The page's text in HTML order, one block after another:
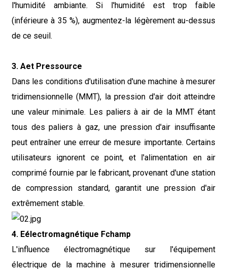
l'humidité ambiante. Si l'humidité est trop faible
(inférieure à 35 %), augmentez-la légèrement au-dessus
de ce seuil.
3. Aet Pressource
Dans les conditions d'utilisation d'une machine à mesurer
tridimensionnelle (MMT), la pression d'air doit atteindre
une valeur minimale. Les paliers à air de la MMT étant
tous des paliers à gaz, une pression d'air insuffisante
peut entraîner une erreur de mesure importante. Certains
utilisateurs ignorent ce point, et l'alimentation en air
comprimé fournie par le fabricant, provenant d'une station
de compression standard, garantit une pression d'air
extrêmement stable.
4. Eélectromagnétique Fchamp
L'influence électromagnétique sur l'équipement
électrique de la machine à mesurer tridimensionnelle